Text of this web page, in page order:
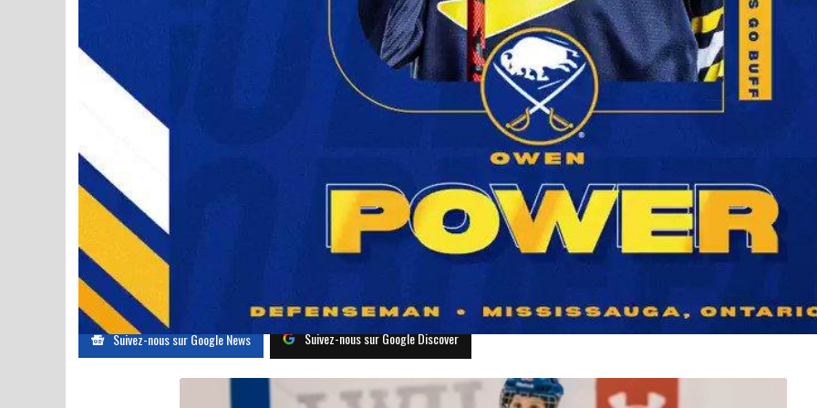
WOW!!! Owen Power jouera son premier match contre
de son enfance!!!!
ParDavid Garel
Le 2022-04-10
sabres
Suivez-nous sur Google News Suivez-nous sur Google Discover